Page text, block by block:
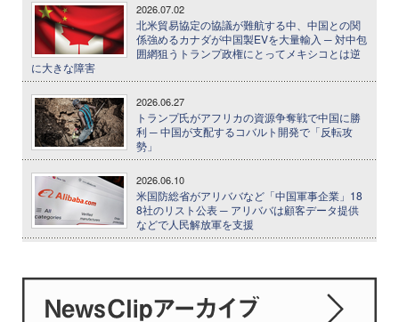
2026.07.02
北米貿易協定の協議が難航する中、中国との関
係強めるカナダが中国製EVを大量輸入 ─ 対中包
囲網狙うトランプ政権にとってメキシコとは逆
に大きな障害
2026.06.27
トランプ氏がアフリカの資源争奪戦で中国に勝
利 ─ 中国が支配するコバルト開発で「反転攻
勢」
2026.06.10
米国防総省がアリババなど「中国軍事企業」18
8社のリスト公表 ─ アリババは顧客データ提供
などで人民解放軍を支援